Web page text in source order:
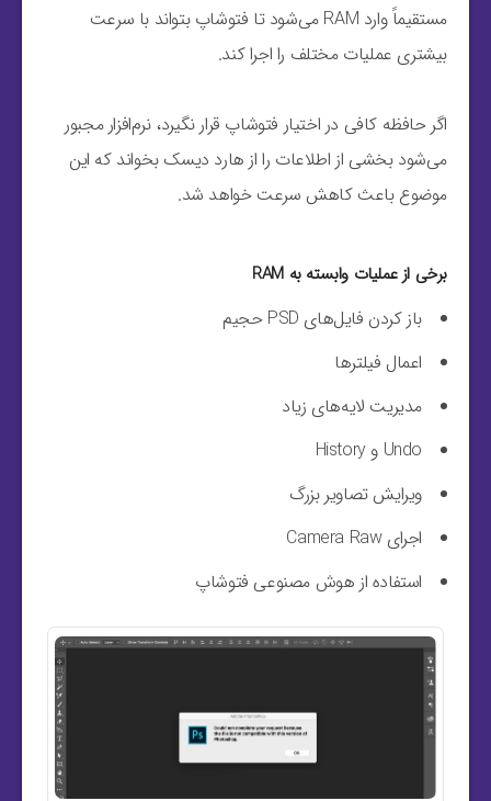
مستقیماً وارد RAM می‌شود تا فتوشاپ بتواند با سرعت
بیشتری عملیات مختلف را اجرا کند.
اگر حافظه کافی در اختیار فتوشاپ قرار نگیرد، نرم‌افزار مجبور
می‌شود بخشی از اطلاعات را از هارد دیسک بخواند که این
موضوع باعث کاهش سرعت خواهد شد.
برخی از عملیات وابسته به RAM
باز کردن فایل‌های PSD حجیم
اعمال فیلترها
مدیریت لایه‌های زیاد
Undo و History
ویرایش تصاویر بزرگ
اجرای Camera Raw
استفاده از هوش مصنوعی فتوشاپ